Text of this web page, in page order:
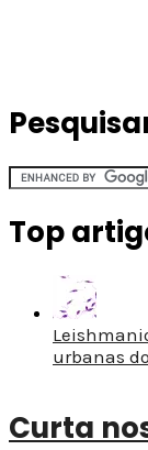
Top
urbanas
Curta